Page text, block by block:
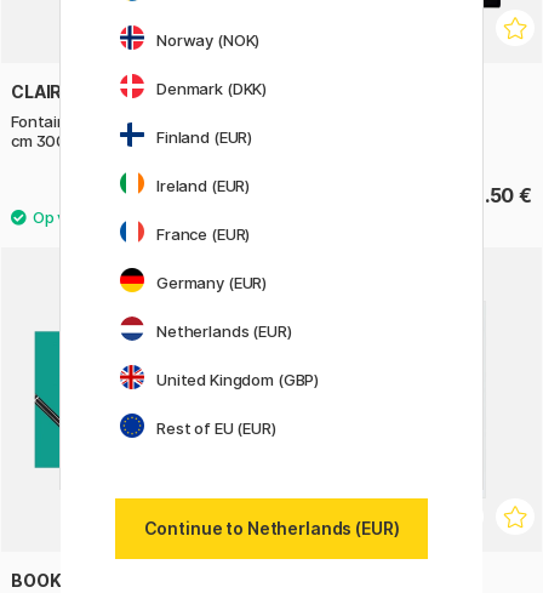
CLAIREFONTAINE
Fontaine Aquarelblok CP 31x41
cm 300g
83.90 € 88.50 €
BOOKS
Norway (NOK)
Denmark (DKK)
Finland (EUR)
Ireland (EUR)
France (EUR)
Germany (EUR)
Netherlands (EUR)
United Kingdom (GBP)
Rest of EU (EUR)
Continue to Netherlands (EUR)